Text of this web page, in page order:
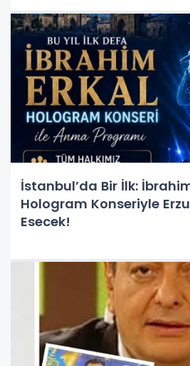
İstanbul’da Bir İlk:
Hologram Konseriyle
Esecek!